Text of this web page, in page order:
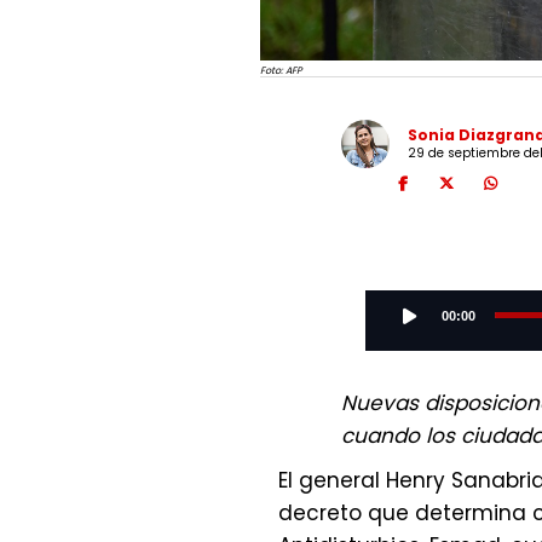
Foto: AFP
Sonia
29 de septiembre
Audio
Player00:00
Nuevas
cuando los
El general Henry
decreto que determina